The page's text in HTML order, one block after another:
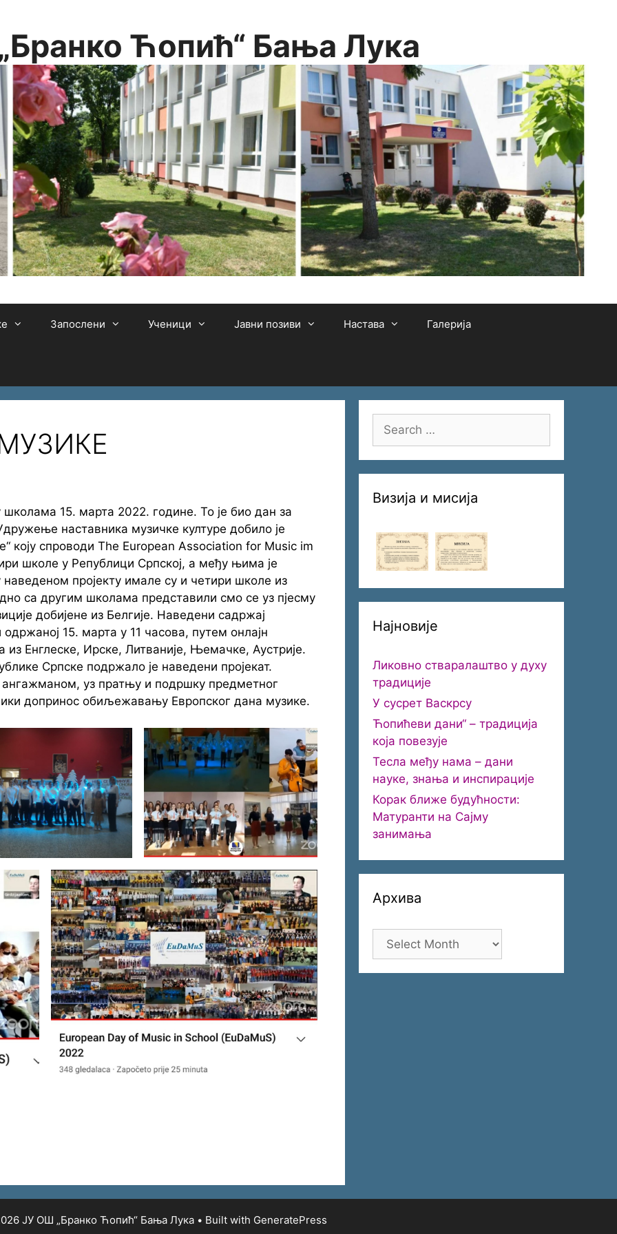
Ћопић“ Бања Лука
Запослени Ученици Јавни позиви Настава Галерија
15. марта 2022. године. То је био дан за
наставника музичке културе добило је
коју спроводи The European Association for Music im
школе у Републици Српској, а међу њима је
пројекту имале су и четири школе из
са другим школама представили смо се уз пјесму
добијене из Белгије. Наведени садржај
15. марта у 11 часова, путем онлајн
из Енглеске, Ирске, Литваније, Њемачке, Аустрије.
Српске подржало је наведени пројекат.
уз пратњу и подршку предметног
допринос обиљежавању Европског дана музике.
Search
for:
Визија и мисија
Најновије
Ликовно стваралаштво у духу
традиције
У сусрет Васкрсу
Ћопићеви дани“ – традиција
која повезује
Тесла међу нама – дани
науке, знања и инспирације
Корак ближе будућности:
Матуранти на Сајму
занимања
Архива
Архива
ЈУ ОШ „Бранко Ћопић“ Бања Лука• Built with GeneratePress